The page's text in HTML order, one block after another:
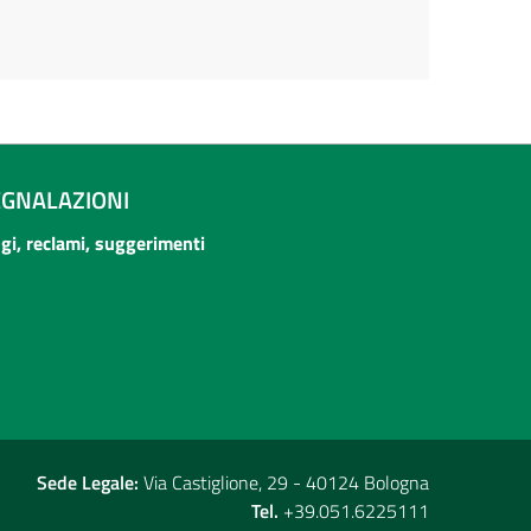
reclami, suggerimenti
Sede Legale: Via Castiglione, 29 - 40124 Bologna
Tel. +39.051.6225111